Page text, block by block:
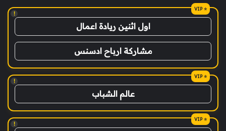
!
اول اثنين ريادة اعمال
مشاركة ارباح ادسنس
!
عالم الشباب
!